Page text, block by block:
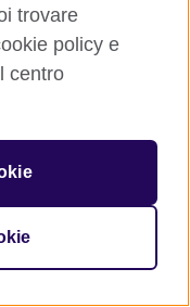
trovare
policy e
centro